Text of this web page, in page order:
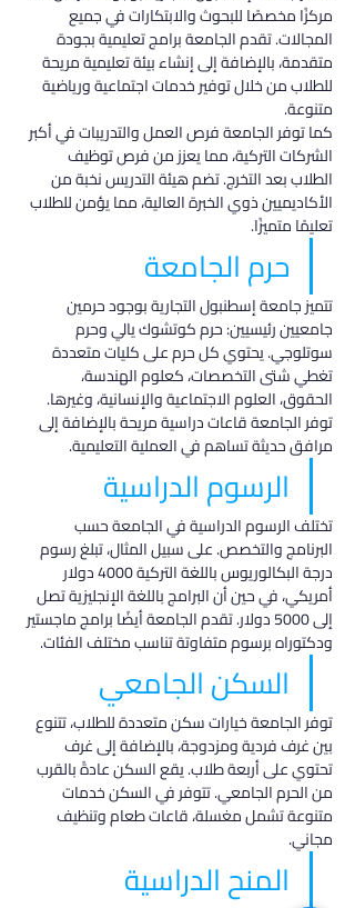
مركزًا مخصصًا للبحوث والابتكارات في جميع
المجالات. تقدم الجامعة برامج تعليمية بجودة
متقدمة، بالإضافة إلى إنشاء بيئة تعليمية مريحة
للطلاب من خلال توفير خدمات اجتماعية ورياضية
متنوعة.
كما توفر الجامعة فرص العمل والتدريبات في أكبر
الشركات التركية، مما يعزز من فرص توظيف
الطلاب بعد التخرج. تضم هيئة التدريس نخبة من
الأكاديميين ذوي الخبرة العالية، مما يؤمن للطلاب
تعليمًا متميزًا.
حرم الجامعة
تتميز جامعة إسطنبول التجارية بوجود حرمين
جامعيين رئيسيين: حرم كوتشوك يالي وحرم
سوتلوجي. يحتوي كل حرم على كليات متعددة
تغطي شتى التخصصات، كعلوم الهندسة،
الحقوق، العلوم الاجتماعية والإنسانية، وغيرها.
توفر الجامعة قاعات دراسية مريحة بالإضافة إلى
مرافق حديثة تساهم في العملية التعليمية.
الرسوم الدراسية
تختلف الرسوم الدراسية في الجامعة حسب
البرنامج والتخصص. على سبيل المثال، تبلغ رسوم
درجة البكالوريوس باللغة التركية 4000 دولار
أمريكي، في حين أن البرامج باللغة الإنجليزية تصل
إلى 5000 دولار. تقدم الجامعة أيضًا برامج ماجستير
ودكتوراه برسوم متفاوتة تناسب مختلف الفئات.
السكن الجامعي
توفر الجامعة خيارات سكن متعددة للطلاب، تتنوع
بين غرف فردية ومزدوجة، بالإضافة إلى غرف
تحتوي على أربعة طلاب. يقع السكن عادةً بالقرب
من الحرم الجامعي. تتوفر في السكن خدمات
متنوعة تشمل مغسلة، قاعات طعام وتنظيف
مجاني.
المنح الدراسية